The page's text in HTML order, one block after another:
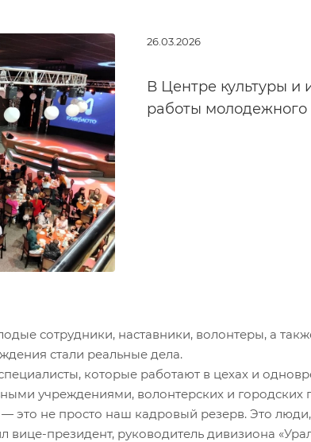
26.03.2026
В Центре культуры и
работы
сотрудники, наставники, волонтеры, а
стали реальные дела.
которые работают в цехах и
учреждениями, волонтерских и городских
это не просто наш кадровый резерв. Это
вице-президент, руководитель дивизиона